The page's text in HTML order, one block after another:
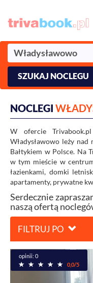
SZUKAJ NOCLEGU
NOCLEGI
W ofercie
Władysławowo leży
Bałtykiem w Polsce. Na
w tym mieście w
łazienkami, domki
apartamenty, prywatne
Serdecznie
naszą ofertą
FILTRUJ PO
opinii: 0
0,0/5